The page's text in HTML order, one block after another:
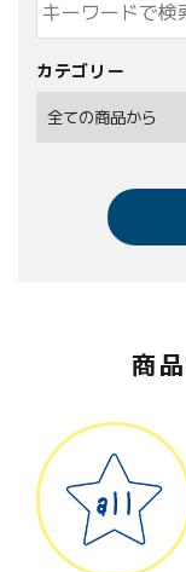
カテゴリー
カテゴリー
商